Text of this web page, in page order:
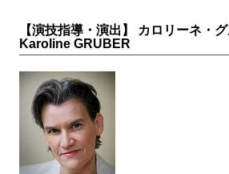
【演技指導・演出】 カロリーネ・
Karoline GRUBER